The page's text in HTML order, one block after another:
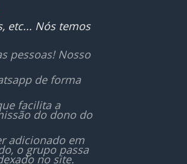
etc... Nós temos
pessoas! Nosso
de forma
facilita a
do dono do
adicionado em
o grupo passa
no site.